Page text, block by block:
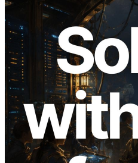
2026.08.05
ERPC amplía la
Solana con medición
regiones globales —
Validators